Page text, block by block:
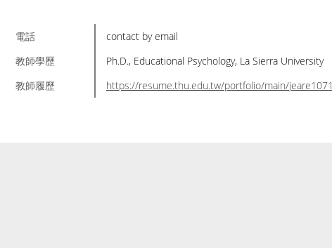
電話
contact by email
教師學歷
Ph.D., Educational Psychology, La Sierra University
教師履歷
https://resume.thu.edu.tw/portfolio/main/jeare1071